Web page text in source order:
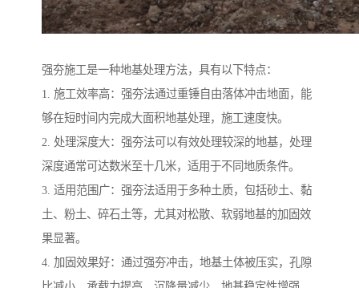
强夯施工是一种地基处理方法，具有以下特点：
1. 施工效率高：强夯法通过重锤自由落体冲击地面，能
够在短时间内完成大面积地基处理，施工速度快。
2. 处理深度大：强夯法可以有效处理较深的地基，处理
深度通常可达数米至十几米，适用于不同地质条件。
3. 适用范围广：强夯法适用于多种土质，包括砂土、黏
土、粉土、碎石土等，尤其对松散、软弱地基的加固效
果显著。
4. 加固效果好：通过强夯冲击，地基土体被压实，孔隙